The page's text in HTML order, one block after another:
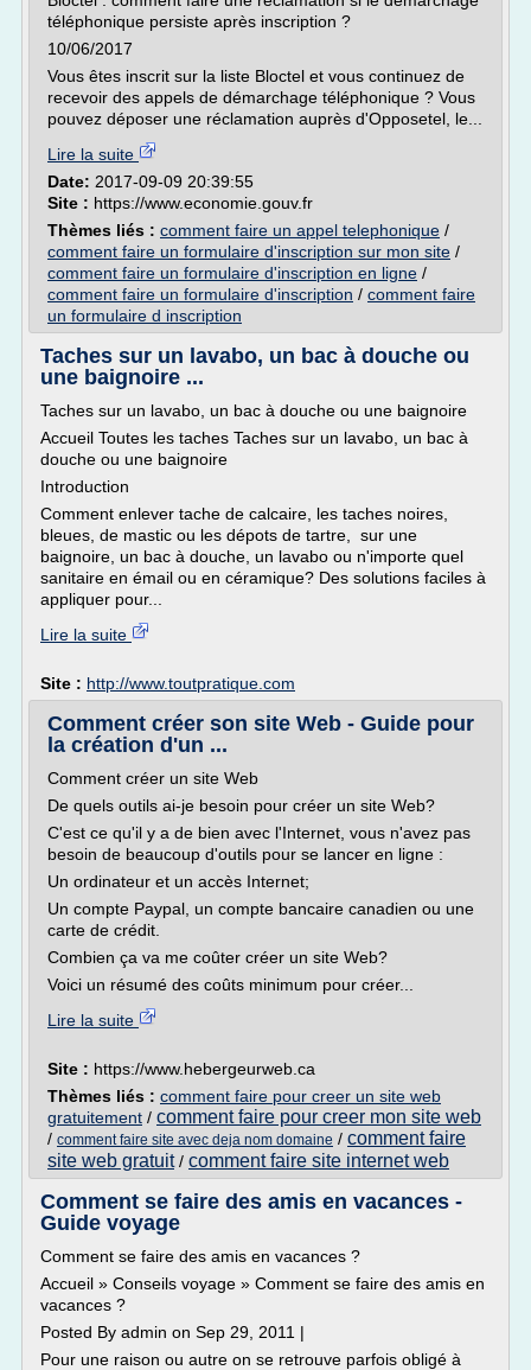
téléphonique persiste après inscription ?
10/06/2017
Vous êtes inscrit sur la liste Bloctel et vous continuez de
recevoir des appels de démarchage téléphonique ? Vous
pouvez déposer une réclamation auprès d'Opposetel, le...
Lire la suite
Date: 2017-09-09 20:39:55
Site : https://www.economie.gouv.fr
Thèmes liés : comment faire un appel telephonique /
comment faire un formulaire d'inscription sur mon site /
comment faire un formulaire d'inscription en ligne /
comment faire un formulaire d'inscription / comment faire
un formulaire d inscription
Taches sur un lavabo, un bac à douche ou
une baignoire ...
Taches sur un lavabo, un bac à douche ou une baignoire
Accueil Toutes les taches Taches sur un lavabo, un bac à
douche ou une baignoire
Introduction
Comment enlever tache de calcaire, les taches noires,
bleues, de mastic ou les dépots de tartre, sur une
baignoire, un bac à douche, un lavabo ou n'importe quel
sanitaire en émail ou en céramique? Des solutions faciles à
appliquer pour...
Lire la suite
Site : http://www.toutpratique.com
Comment créer son site Web - Guide pour
la création d'un ...
Comment créer un site Web
De quels outils ai-je besoin pour créer un site Web?
C'est ce qu'il y a de bien avec l'Internet, vous n'avez pas
besoin de beaucoup d'outils pour se lancer en ligne :
Un ordinateur et un accès Internet;
Un compte Paypal, un compte bancaire canadien ou une
carte de crédit.
Combien ça va me coûter créer un site Web?
Voici un résumé des coûts minimum pour créer...
Lire la suite
Site : https://www.hebergeurweb.ca
Thèmes liés : comment faire pour creer un site web
gratuitement / comment faire pour creer mon site web
/ comment faire site avec deja nom domaine / comment faire
site web gratuit/ comment faire site internet web
Comment se faire des amis en vacances -
Guide voyage
Comment se faire des amis en vacances ?
Accueil » Conseils voyage » Comment se faire des amis en
vacances ?
Posted By admin on Sep 29, 2011 |
Pour une raison ou autre on se retrouve parfois obligé à